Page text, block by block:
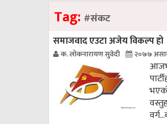
Tag: #संकट
समाजवाद एउटा अजेय विकल्प हो
क. लोकनारायण सुवेदी २०७७
वर्ग...